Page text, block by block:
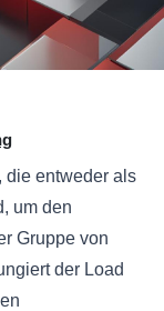
die entweder als
um den
Gruppe von
der Load